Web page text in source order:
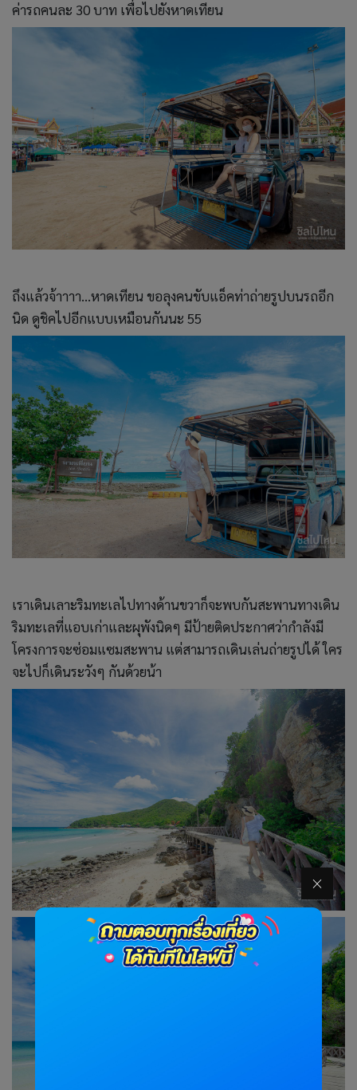
ค่ารถคนละ 30 บาท เพื่อไปยังหาดเทียน
ถึงแล้วจ้าาาา...หาดเทียน ขอลุงคนขับแอ็คท่าถ่ายรูปบนรถอีก
นิด ดูชิคไปอีกแบบเหมือนกันนะ 55
เราเดินเลาะริมทะเลไปทางด้านขวาก็จะพบกันสะพานทางเดิน
ริมทะเลที่แอบเก่าและผุพังนิดๆ มีป้ายติดประกาศว่ากำลังมี
โครงการจะซ่อมแซมสะพาน แต่สามารถเดินเล่นถ่ายรูปได้ ใคร
จะไปก็เดินระวังๆ กันด้วยน้า